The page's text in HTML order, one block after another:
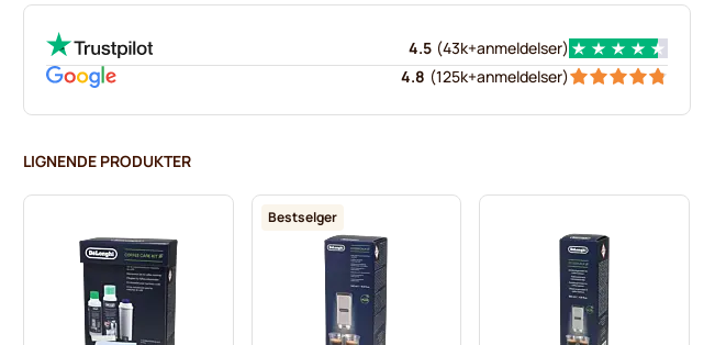
4.5 (43k+anmeldelser)
4.8 (125k+anmeldelser)
LIGNENDE PRODUKTER
Bestselger